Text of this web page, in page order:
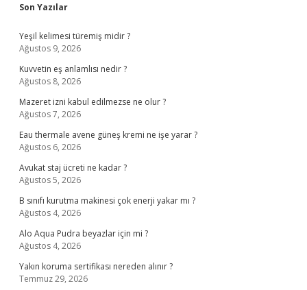
Sidebar
Son Yazılar
Yeşil kelimesi türemiş midir ?
Ağustos 9, 2026
Kuvvetin eş anlamlısı nedir ?
Ağustos 8, 2026
Mazeret izni kabul edilmezse ne olur ?
Ağustos 7, 2026
Eau thermale avene güneş kremi ne işe yarar ?
Ağustos 6, 2026
Avukat staj ücreti ne kadar ?
Ağustos 5, 2026
B sınıfı kurutma makinesi çok enerji yakar mı ?
Ağustos 4, 2026
Alo Aqua Pudra beyazlar için mi ?
Ağustos 4, 2026
Yakın koruma sertifikası nereden alınır ?
Temmuz 29, 2026